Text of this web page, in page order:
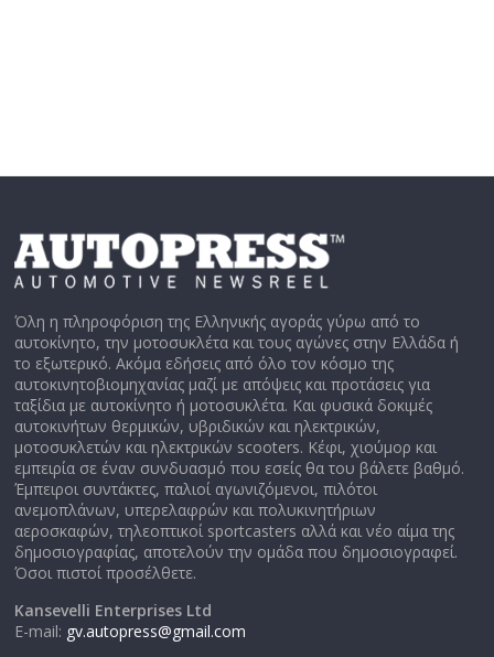
Όλη η πληροφόριση της Ελληνικής αγοράς γύρω από το
αυτοκίνητο, την μοτοσυκλέτα και τους αγώνες στην Ελλάδα ή
το εξωτερικό. Ακόμα εδήσεις από όλο τον κόσμο της
αυτοκινητοβιομηχανίας μαζί με απόψεις και προτάσεις για
ταξίδια με αυτοκίνητο ή μοτοσυκλέτα. Και φυσικά δοκιμές
αυτοκινήτων θερμικών, υβριδικών και ηλεκτρικών,
μοτοσυκλετών και ηλεκτρικών scooters. Κέφι, χιούμορ και
εμπειρία σε έναν συνδυασμό που εσείς θα του βάλετε βαθμό.
Έμπειροι συντάκτες, παλιοί αγωνιζόμενοι, πιλότοι
ανεμοπλάνων, υπερελαφρών και πολυκινητήριων
αεροσκαφών, τηλεοπτικοί sportcasters αλλά και νέο αίμα της
δημοσιογραφίας, αποτελούν την ομάδα που δημοσιογραφεί.
Όσοι πιστοί προσέλθετε.
Kansevelli Enterprises Ltd
E-mail: gv.autopress@gmail.com